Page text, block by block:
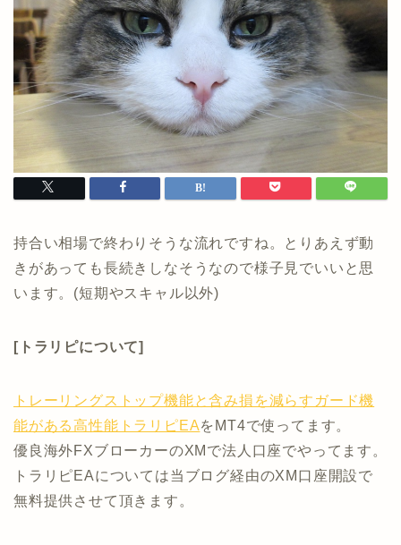
持合い相場で終わりそうな流れですね。とりあえず動
きがあっても長続きしなそうなので様子見でいいと思
います。(短期やスキャル以外)
[トラリピについて]
トレーリングストップ機能と含み損を減らすガード機
能がある高性能トラリピEAをMT4で使ってます。
優良海外FXブローカーのXMで法人口座でやってます。
トラリピEAについては当ブログ経由のXM口座開設で
無料提供させて頂きます。